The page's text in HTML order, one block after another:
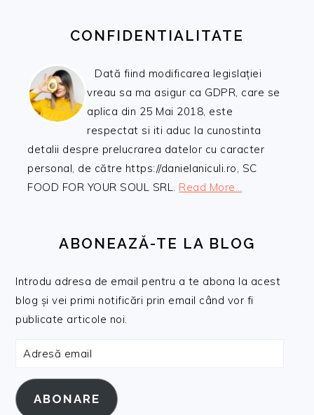
CONFIDENTIALITATE
Dată fiind modificarea legislației
vreau sa ma asigur ca GDPR, care se
aplica din 25 Mai 2018, este
respectat si iti aduc la cunostinta
detalii despre prelucrarea datelor cu caracter
personal, de către https://danielaniculi.ro, SC
FOOD FOR YOUR SOUL SRL. Read More…
ABONEAZĂ-TE LA BLOG
Introdu adresa de email pentru a te abona la acest
blog și vei primi notificări prin email când vor fi
publicate articole noi.
Adresă
ABONARE